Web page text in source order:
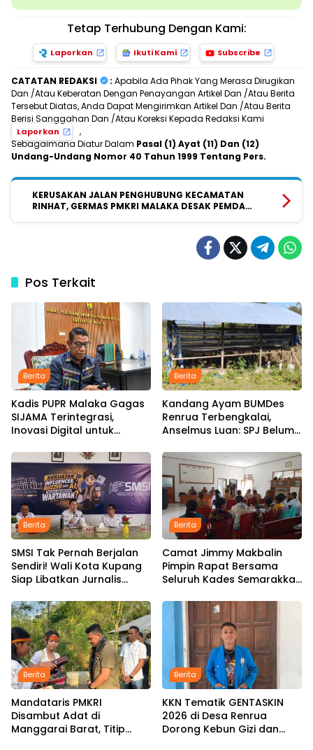
Tetap Terhubung Dengan Kami:
Laporkan Ikuti Kami Subscribe
CATATAN REDAKSI : Apabila Ada Pihak Yang Merasa Dirugikan
Dan /Atau Keberatan Dengan Penayangan Artikel Dan /Atau Berita
Tersebut Diatas, Anda Dapat Mengirimkan Artikel Dan /Atau Berita
Berisi Sanggahan Dan /Atau Koreksi Kepada Redaksi Kami
Laporkan
,
Sebagaimana Diatur Dalam Pasal (1) Ayat (11) Dan (12)
Undang-Undang Nomor 40 Tahun 1999 Tentang Pers.
KERUSAKAN JALAN PENGHUBUNG KECAMATAN
RINHAT, GERMAS PMKRI MALAKA DESAK PEMDA
Pos Terkait
Berita
Kadis PUPR Malaka Gagas
SIJAMA Terintegrasi,
Inovasi Digital untuk
Infrastruktur
Berita
Kandang Ayam BUMDes
Renrua Terbengkalai,
Anselmus Luan: SPJ Belum
Desa Sejak Januari Belum
Dibayar
Berita
SMSI Tak Pernah Berjalan
Sendiri! Wali Kota Kupang
Siap Libatkan Jurnalis
Pemkot
Berita
Camat Jimmy Makbalin
Pimpin Rapat Bersama
Seluruh Kades Semarakkan
Instruksi Bupati SBS dan
Wabup HMS
Berita
Mandataris PMKRI
Disambut Adat di
Manggarai Barat, Titip
Berita
KKN Tematik GENTASKIN
2026 di Desa Renrua
Dorong Kebun Gizi dan